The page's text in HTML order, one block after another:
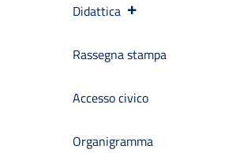
Didattica
Rassegna stampa
Accesso civico
Organigramma